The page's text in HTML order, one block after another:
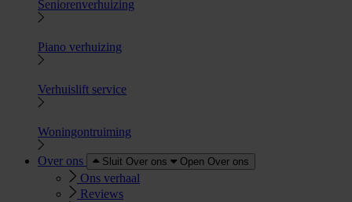
Seniorenverhuizing
Piano verhuizing
Verhuislift service
Woningontruiming
Over ons Sluit Over ons Open Over ons
Ons verhaal
Reviews